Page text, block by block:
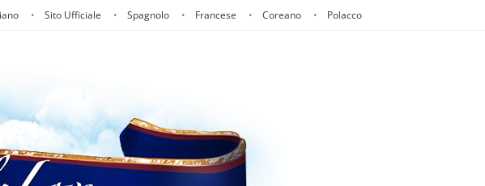
Sito Ufficiale Spagnolo Francese Coreano Polacco